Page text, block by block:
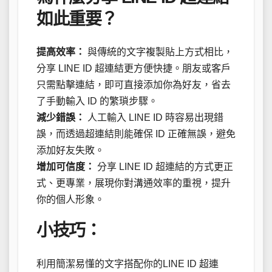
如此重要？
提高效率： 與傳統的文字複製貼上方式相比，
分享 LINE ID 超連結更方便快捷。朋友或客戶
只需點擊連結，即可直接添加你為好友，省去
了手動輸入 ID 的繁瑣步驟。
減少錯誤：
人工輸入 LINE ID 時容易出現錯
誤，而透過超連結則能確保 ID 正確無誤，避免
添加好友失敗。
增加可信度： 分享 LINE ID 超連結的方式更正
式、更專業，展現你對溝通效率的重視，提升
你的個人形象。
小技巧：
利用簡潔易懂的文字搭配你的LINE ID 超連